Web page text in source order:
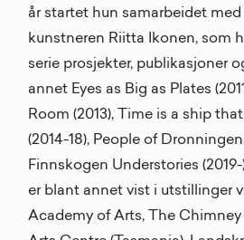
år startet hun samarbeidet
kunstneren Riitta Ikonen, som
serie prosjekter, publikasjoner
annet Eyes as Big as Plates
Room (2013), Time is a ship
(2014-18), People of
Finnskogen Understories
er blant annet vist i utstillinger
Academy of Arts, The Chimney